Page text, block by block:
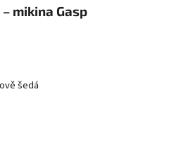
– mikina Gasp
šedá